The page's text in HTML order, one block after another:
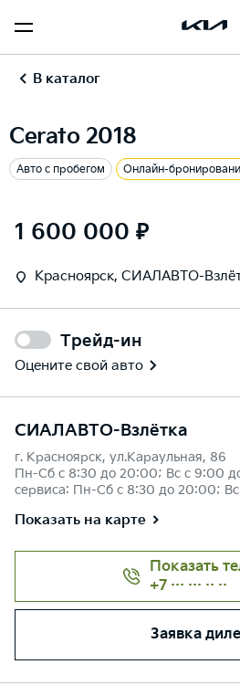
В каталог
Cerato 2018
Авто с пробегом
Онлайн-
1 600 000 ₽
Красноярск, СИАЛАВТО-
Трейд-ин
Оцените свой авто
СИАЛАВТО-Взлётка
г. Красноярск, ул.Караульная, 86
Пн-Сб с 8:30 до 20:00; Вс с 9:00
сервиса: Пн-Сб с 8:30 до 20:00;
Показать на карте
Показать
+7 ··· ··· ·· ··
Заявка